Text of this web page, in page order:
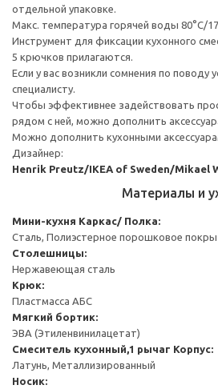
отдельной упаковке.
Макс. температура горячей воды 80°C/
Инструмент для фиксации кухонного
5 крючков прилагаются.
Если у вас возникли сомнения по поводу
специалисту.
Чтобы эффективнее задействовать
рядом с ней, можно дополнить
Можно дополнить кухонными
Дизайнер:
Henrik Preutz/IKEA of Sweden/Mikael
Материалы и
Мини-кухня Каркас/ Полка:
Сталь, Полиэстерное порошковое
Столешницы:
Нержавеющая сталь
Крюк:
Пластмасса АБС
Мягкий бортик:
ЭВА (Этиленвинилацетат)
Смеситель кухонный,1 рычаг Корпус:
Латунь, Металлизированный
Носик: